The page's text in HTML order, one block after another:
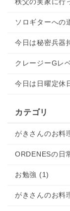
秩父の実家に行
ソロギターへの
今日は秘密兵器
クレージーGレ
今日は日曜定休
カテゴリ
がきさんのお料
ORDENESの日
お勉強 (1)
がきさんのお料